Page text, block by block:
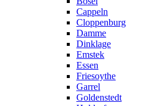
Cappeln
Cloppenburg
Damme
Dinklage
Emstek
Essen
Friesoythe
Garrel
Goldenstedt